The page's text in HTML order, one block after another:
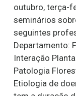
outubro, terça-
seminários
seguintes
Departamento:
Interação
Patologia
Etiologia de